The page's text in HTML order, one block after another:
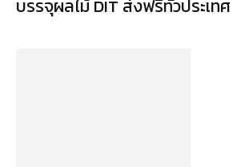
บรรจุผลไม้ DIT ส่งฟรีทั่วประเทศ